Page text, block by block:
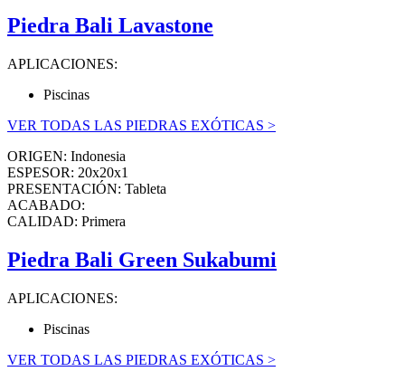
Piedra Bali Lavastone
APLICACIONES:
Piscinas
VER TODAS LAS PIEDRAS EXÓTICAS >
ORIGEN: Indonesia
ESPESOR: 20x20x1
PRESENTACIÓN: Tableta
ACABADO:
CALIDAD: Primera
Piedra Bali Green Sukabumi
APLICACIONES:
Piscinas
VER TODAS LAS PIEDRAS EXÓTICAS >